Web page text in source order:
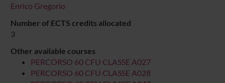
Enrico Gregorio
Number of ECTS credits allocated
3
Other available courses
PERCORSO 60 CFU CLASSE A027
PERCORSO 60 CFU CLASSE A028